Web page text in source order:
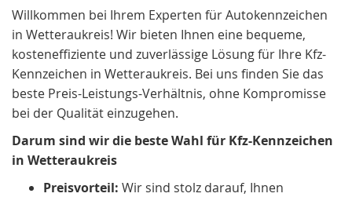
Willkommen bei Ihrem Experten für Autokennzeichen
in Wetteraukreis! Wir bieten Ihnen eine bequeme,
kosteneffiziente und zuverlässige Lösung für Ihre Kfz-
Kennzeichen in Wetteraukreis. Bei uns finden Sie das
beste Preis-Leistungs-Verhältnis, ohne Kompromisse
bei der Qualität einzugehen.
Darum sind wir die beste Wahl für Kfz-Kennzeichen
in Wetteraukreis
Preisvorteil: Wir sind stolz darauf, Ihnen